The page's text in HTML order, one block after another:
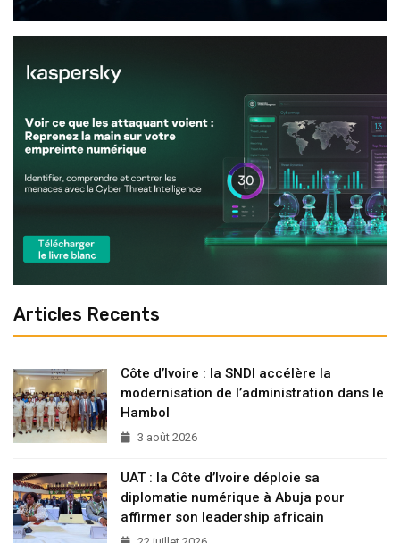
Articles Recents
Côte d’Ivoire : la SNDI accélère la
modernisation de l’administration dans le
Hambol
3 août 2026
UAT : la Côte d’Ivoire déploie sa
diplomatie numérique à Abuja pour
affirmer son leadership africain